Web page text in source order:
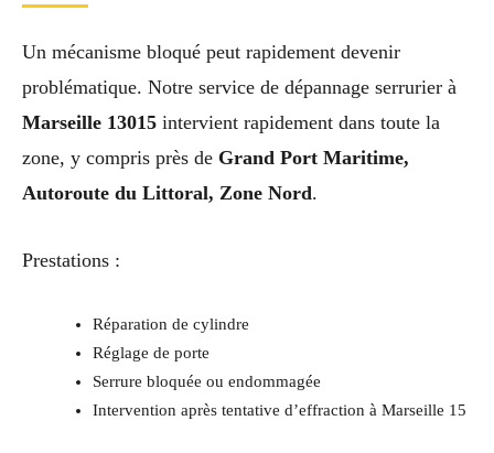
Un mécanisme bloqué peut rapidement devenir
problématique. Notre service de dépannage serrurier à
Marseille 13015 intervient rapidement dans toute la
zone, y compris près de Grand Port Maritime,
Autoroute du Littoral, Zone Nord.
Prestations :
Réparation de cylindre
Réglage de porte
Serrure bloquée ou endommagée
Intervention après tentative d’effraction à Marseille 15